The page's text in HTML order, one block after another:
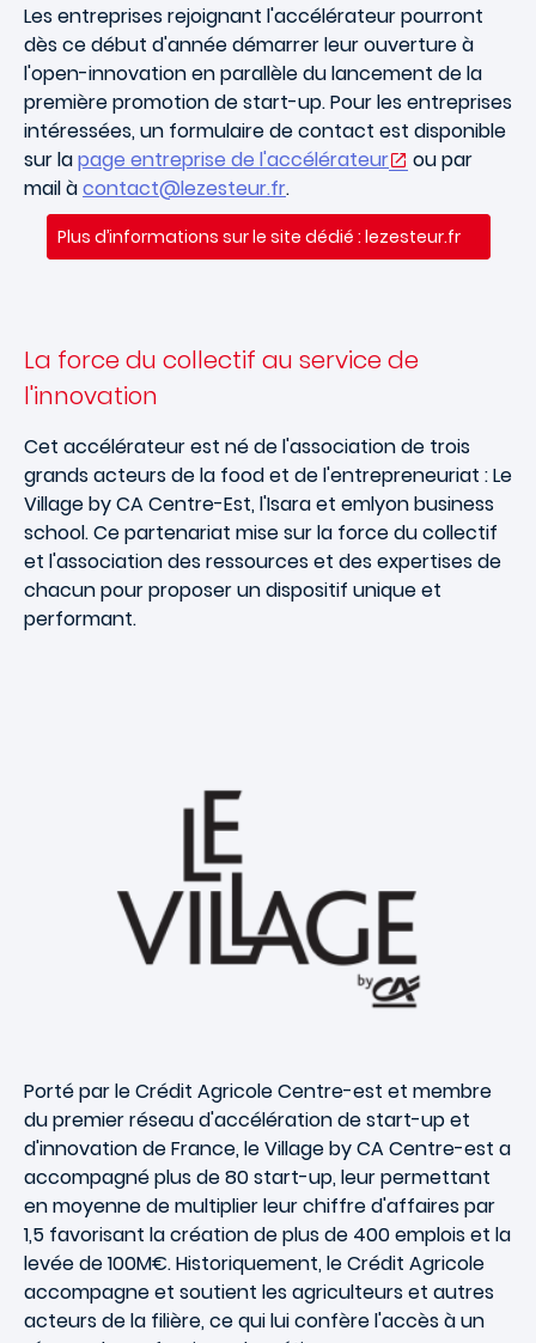
Les entreprises rejoignant l'accélérateur pourront
dès ce début d'année démarrer leur ouverture à
l'open-innovation en parallèle du lancement de la
première promotion de start-up. Pour les entreprises
intéressées, un formulaire de contact est disponible
sur lapage entreprise de l'accélérateur
ou par
mail àcontact@lezesteur.fr.
Plus d’informations sur le site dédié : lezesteur.fr
La force du collectif au service de
l'innovation
Cet accélérateur est né de l'association de trois
grands acteurs de la food et de l'entrepreneuriat : Le
Village by CA Centre-Est, l'Isara et emlyon business
school. Ce partenariat mise sur la force du collectif
et l'association des ressources et des expertises de
chacun pour proposer un dispositif unique et
performant.
Porté par le Crédit Agricole Centre-est et membre
du premier réseaud'accélération de start-up et
d'innovationde France, le Village by CA Centre-est a
accompagné plus de 80 start-up, leur permettant
en moyenne de multiplier leur chiffre d'affaires par
1,5 favorisant la création de plus de 400 emplois et la
levée de 100M€. Historiquement, le Crédit Agricole
accompagne et soutient les agriculteurs et autres
acteurs de la filière, ce qui lui confère l'accès à un